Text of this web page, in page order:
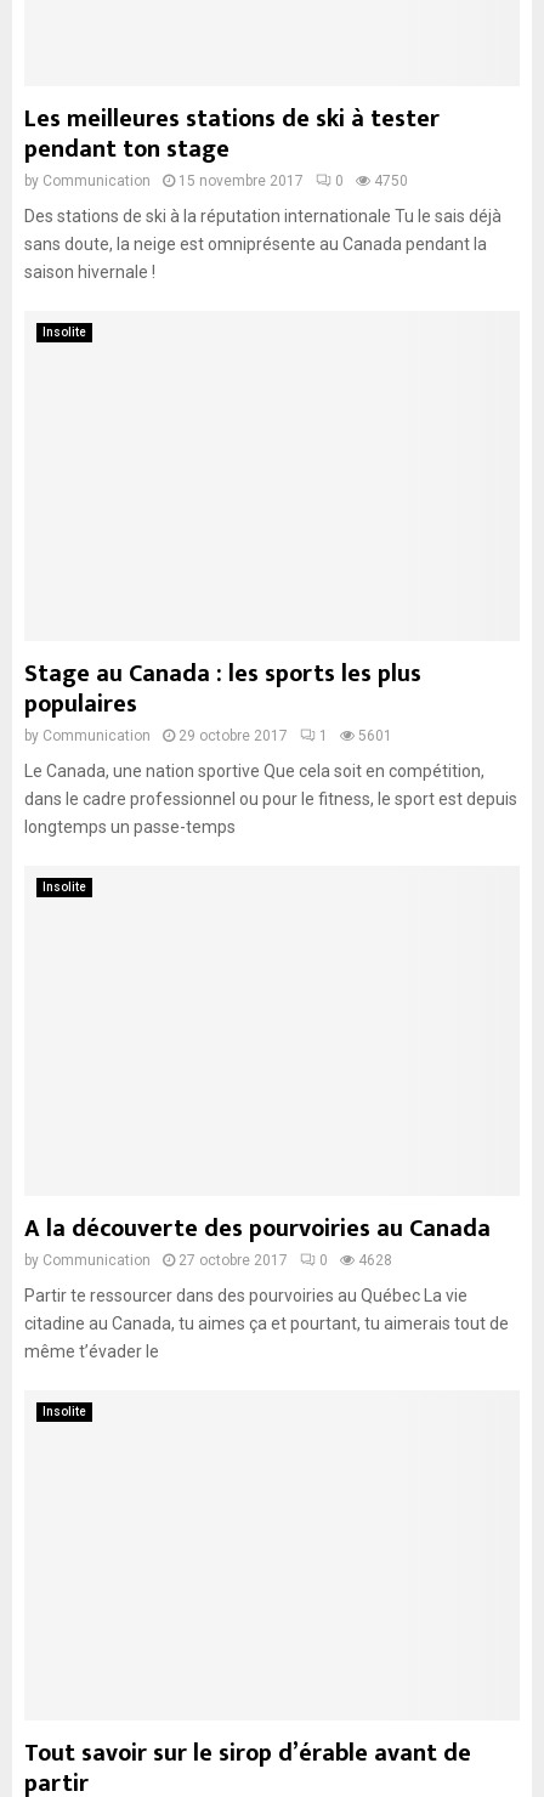
Les meilleures stations de ski à tester
pendant ton stage
by Communication 15 novembre 2017 0 4750
Des stations de ski à la réputation internationale Tu le sais déjà
sans doute, la neige est omniprésente au Canada pendant la
saison hivernale !
Insolite
Stage au Canada : les sports les plus
populaires
by Communication 29 octobre 2017 1 5601
Le Canada, une nation sportive Que cela soit en compétition,
dans le cadre professionnel ou pour le fitness, le sport est depuis
longtemps un passe-temps
Insolite
A la découverte des pourvoiries au Canada
by Communication 27 octobre 2017 0 4628
Partir te ressourcer dans des pourvoiries au Québec La vie
citadine au Canada, tu aimes ça et pourtant, tu aimerais tout de
même t’évader le
Insolite
Tout savoir sur le sirop d’érable avant de
partir